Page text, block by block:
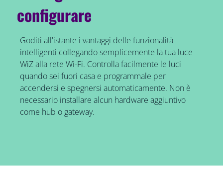
configurare
Goditi all'istante i vantaggi delle funzionalità
intelligenti collegando semplicemente la tua luce
WiZ alla rete Wi-Fi. Controlla facilmente le luci
quando sei fuori casa e programmale per
accendersi e spegnersi automaticamente. Non è
necessario installare alcun hardware aggiuntivo
come hub o gateway.